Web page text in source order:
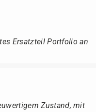
Ersatzteil Portfolio an
Zustand, mit